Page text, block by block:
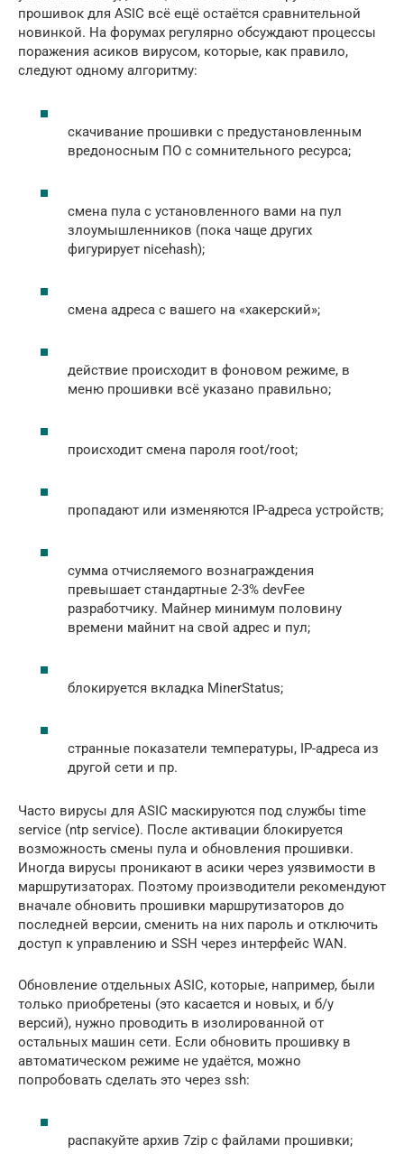
прошивок для ASIC всё ещё остаётся сравнительной
новинкой. На форумах регулярно обсуждают процессы
поражения асиков вирусом, которые, как правило,
следуют одному алгоритму:
скачивание прошивки с предустановленным
вредоносным ПО с сомнительного ресурса;
смена пула с установленного вами на пул
злоумышленников (пока чаще других
фигурирует nicehash);
смена адреса с вашего на «хакерский»;
действие происходит в фоновом режиме, в
меню прошивки всё указано правильно;
происходит смена пароля root/root;
пропадают или изменяются IP-адреса устройств;
сумма отчисляемого вознаграждения
превышает стандартные 2-3% devFee
разработчику. Майнер минимум половину
времени майнит на свой адрес и пул;
блокируется вкладка MinerStatus;
странные показатели температуры, IP-адреса из
другой сети и пр.
Часто вирусы для ASIC маскируются под службы time
service (ntp service). После активации блокируется
возможность смены пула и обновления прошивки.
Иногда вирусы проникают в асики через уязвимости в
маршрутизаторах. Поэтому производители рекомендуют
вначале обновить прошивки маршрутизаторов до
последней версии, сменить на них пароль и отключить
доступ к управлению и SSH через интерфейс WAN.
Обновление отдельных ASIC, которые, например, были
только приобретены (это касается и новых, и б/у
версий), нужно проводить в изолированной от
остальных машин сети. Если обновить прошивку в
автоматическом режиме не удаётся, можно
попробовать сделать это через ssh:
распакуйте архив 7zip с файлами прошивки;